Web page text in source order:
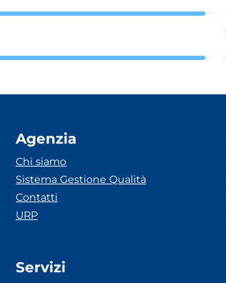
Agenzia
Chi siamo
Sistema Gestione Qualità
Contatti
URP
Servizi